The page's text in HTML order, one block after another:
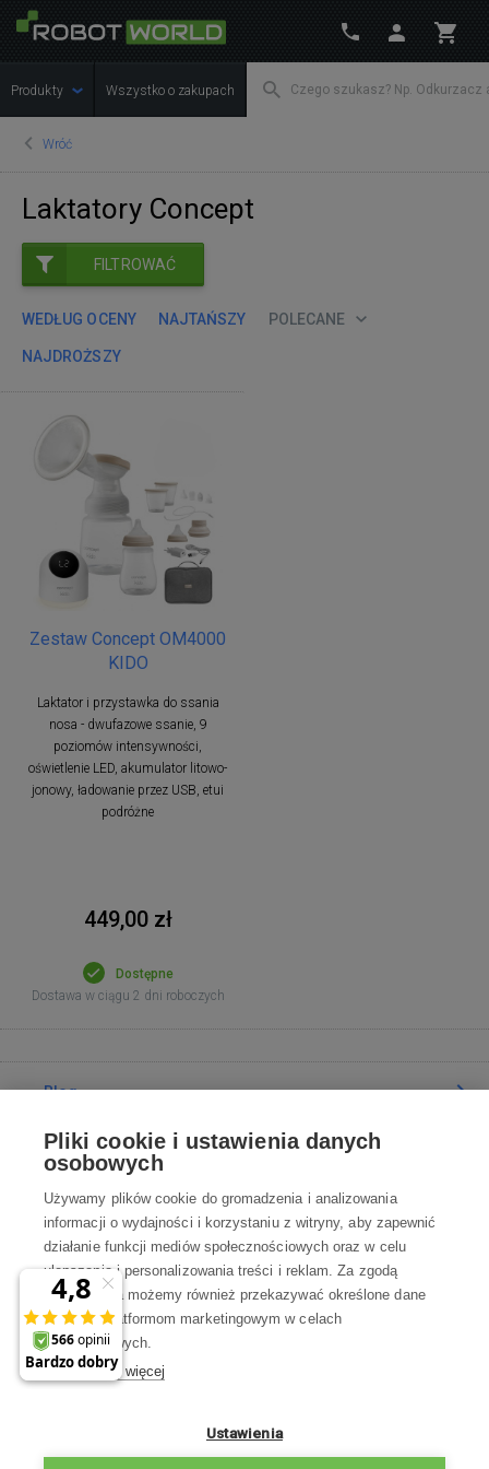
Produkty Wszystko o zakupach
Wróć
Laktatory Concept
FILTROWAĆ
WEDŁUG OCENY NAJTAŃSZY POLECANE
NAJDROŻSZY
Zestaw Concept OM4000
KIDO
Laktator i przystawka do ssania
nosa - dwufazowe ssanie, 9
poziomów intensywności,
oświetlenie LED, akumulator litowo-
jonowy, ładowanie przez USB, etui
podróżne
449,00 zł
Dostępne
Dostawa w ciągu 2 dni roboczych
Blog
Poradnia
Wszystko o zakupach
Kontakt
Skontaktuj się z Nami
Pon-Pt 8:00—17:00
Pliki cookie i ustawienia danych
osobowych
Używamy plików cookie do gromadzenia i analizowania
informacji o wydajności i korzystaniu z witryny, aby zapewnić
działanie funkcji mediów społecznościowych oraz w celu
ulepszania i personalizowania treści i reklam. Za zgodą
użytkownika możemy również przekazywać określone dane
osobowe platformom marketingowym w celach
marketingowych.
Dowiedz się więcej
Ustawienia